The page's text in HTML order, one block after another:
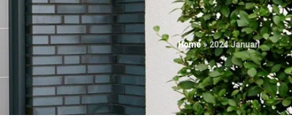
Home»2024 Januari